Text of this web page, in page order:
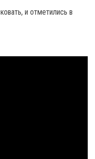
и отметились в